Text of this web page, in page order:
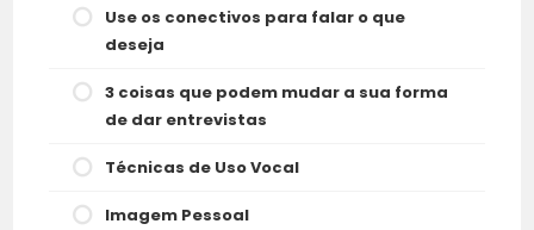
Use os conectivos para falar o que
deseja
3 coisas que podem mudar a sua forma
de dar entrevistas
Técnicas de Uso Vocal
Imagem Pessoal